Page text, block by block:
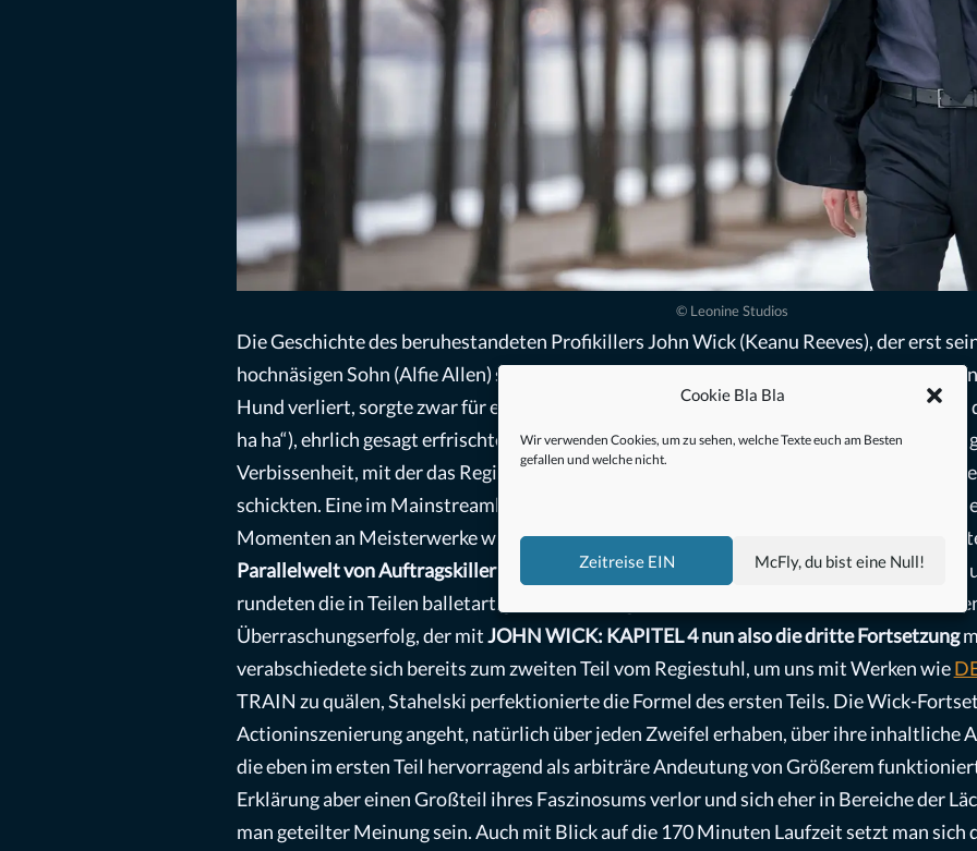
Cookie Bla Bla
Wir verwenden Cookies, um zu sehen, welche Texte euch am Besten
gefallen und welche nicht.
Zeitreise EIN McFly, du bist eine Null!
© Leonine Studios
Die Geschichte des beruhestandeten Profikillers John Wick (Keanu Reeves), der erst
hochnäsigen Sohn (Alfie Allen) seines ehemaligen Auftraggebers (Mikael Nyquist) auch
Hund verliert, sorgte zwar für ein wenig Häme (paraphrasiert die Internetmeinung: „All
ha ha“), ehrlich gesagt erfrischte es aber im bereits schon 2014 komplett
Verbissenheit, mit der das Regie-DuoChad Stahelski
und David Leitch ihren Killer auf
schickten. Eine im Mainstreamkino eigentlich schon verloren gegangene Ästhetik der
Momenten an Meisterwerke wie DER EISKALTE ENGEL (LE SAMOURAI, 1967)
Parallelwelt von Auftragskiller:innen
mit mehr oder weniger nachvollziehbaren Regeln
rundeten die in Teilen balletartige Inszenierung ab und machte JOHN WICK
Überraschungserfolg, der mitJOHN WICK: KAPITEL 4 nun also die dritte Fortsetzung
verabschiedete sich bereits zum zweiten Teil vom Regiestuhl, um uns mit Werken wie
TRAIN zu quälen, Stahelski perfektionierte die Formel des ersten Teils. Die Wick-
Actioninszenierung angeht, natürlich über jeden Zweifel erhaben, über ihre inhaltliche
die eben im ersten Teil hervorragend als arbiträre Andeutung von Größerem
Erklärung aber einen Großteil ihres Faszinosums verlor und sich eher in Bereiche der
man geteilter Meinung sein. Auch mit Blick auf die 170 Minuten Laufzeit setzt man sich